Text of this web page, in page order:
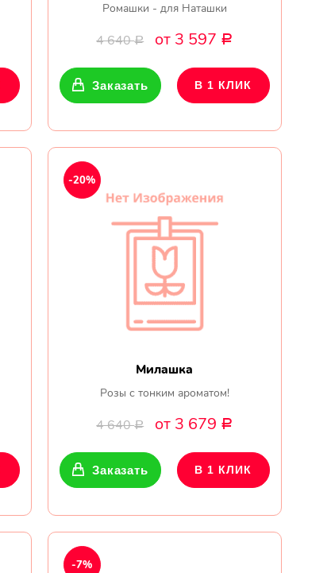
Ромашки - для Наташки
4 640Р от 3 597 Р
Заказать В 1 КЛИК
Милашка
Розы с тонким ароматом!
4 640Р от 3 679 Р
-20%
Заказать В 1 КЛИК
-7%